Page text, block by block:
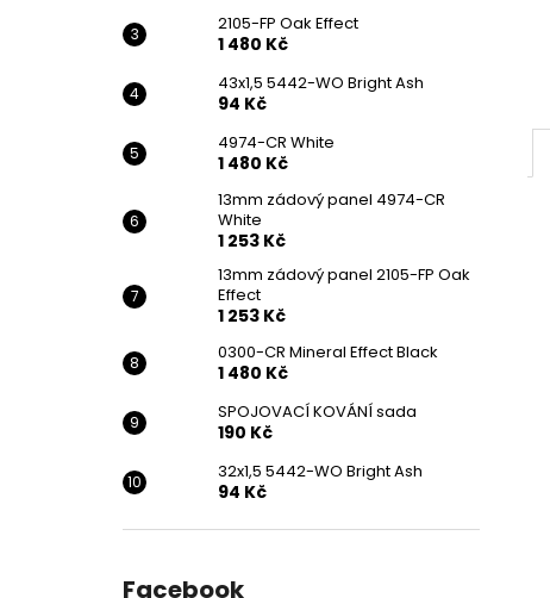
2105-FP Oak Effect
1 480 Kč
43x1,5 5442-WO Bright Ash
94 Kč
4974-CR White
1 480 Kč
13mm zádový panel 4974-CR
White
1 253 Kč
13mm zádový panel 2105-FP Oak
Effect
1 253 Kč
0300-CR Mineral Effect Black
1 480 Kč
SPOJOVACÍ KOVÁNÍ sada
190 Kč
32x1,5 5442-WO Bright Ash
94 Kč
Facebook